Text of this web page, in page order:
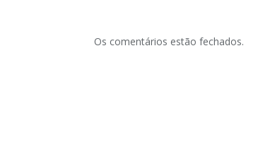
Os comentários estão fechados.